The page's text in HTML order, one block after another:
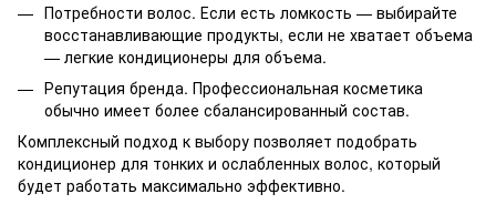
Потребности волос. Если есть ломкость — выбирайте
восстанавливающие продукты, если не хватает объема
— легкие кондиционеры для объема.
Репутация бренда. Профессиональная косметика
обычно имеет более сбалансированный состав.
Комплексный подход к выбору позволяет подобрать
кондиционер для тонких и ослабленных волос, который
будет работать максимально эффективно.